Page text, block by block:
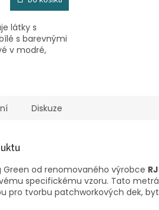
látky s
s barevnými
v modré,
Diskuze
Green od renomovaného výrobce
specifickému vzoru. Tato
pro tvorbu patchworkových dek,